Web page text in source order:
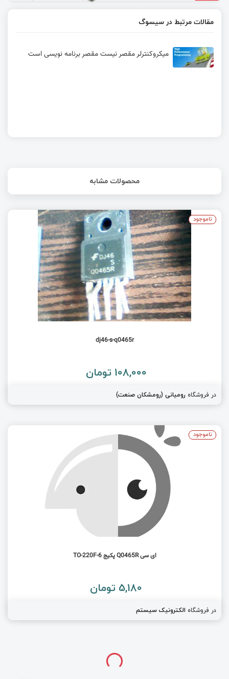
مقالات مرتبط در سیسوگ
میکروکنترلر مقصر نیست مقصر برنامه نویسی است
محصولات مشابه
dj46-s-q0465r
108,000 تومان
در فروشگاه رومیانی (رومشکان صنعت)
ناموجود
ای سی Q0465R پکیج TO-220F-6
5,180 تومان
در فروشگاه الکترونیک سیستم
ناموجود